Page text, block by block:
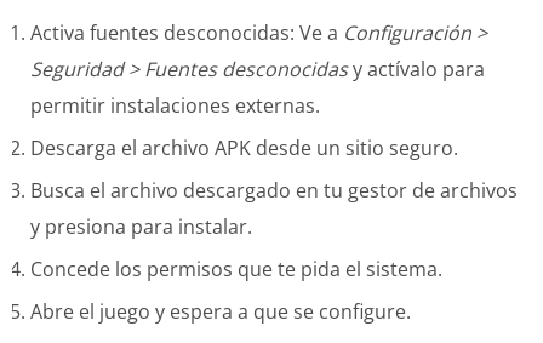
Activa fuentes desconocidas: Ve a Configuración >
Seguridad > Fuentes desconocidasy actívalo para
permitir instalaciones externas.
Descarga el archivo APK desde un sitio seguro.
Busca el archivo descargado en tu gestor de archivos
y presiona para instalar.
Concede los permisos que te pida el sistema.
Abre el juego y espera a que se configure.